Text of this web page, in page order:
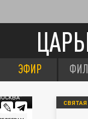
ЭФИР